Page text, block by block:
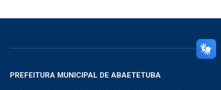
PREFEITURA MUNICIPAL DE ABAETETUBA